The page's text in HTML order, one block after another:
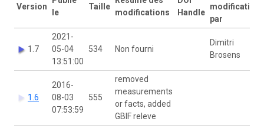
Version
le
Taille
modifications
Handle
modification
par
1.7
2021-
05-04
13:51:00
534 Non fourni
Dimitri
Brosens
1.6
2016-
08-03
07:53:59
555
removed
measurements
or facts, added
GBIF releve